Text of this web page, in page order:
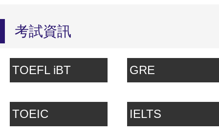
考試資訊
TOEFL iBT GRE
TOEIC IELTS